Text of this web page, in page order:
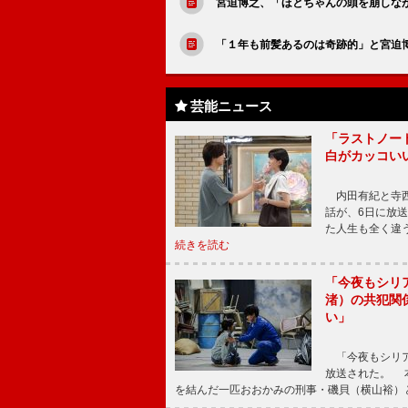
「１年も前髪あるのは奇跡的」と宮
芸能ニュース
「ラストノ
白がカッコい
内田有紀と寺
話が、6日に放
た人生も全く違
続きを読む
「今夜もシ
渚）の共犯関
い」
「今夜もシリ
放送された。
を結んだ一匹おおかみの刑事・磯貝（横山裕